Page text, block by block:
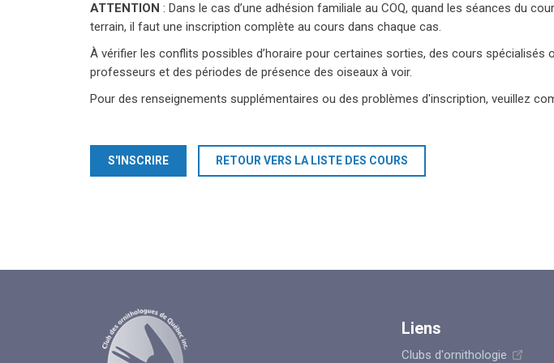
ATTENTION : Dans le cas d’une adhésion familiale au COQ, quand les séances du
terrain, il faut une inscription complète au cours dans chaque cas.
À vérifier les conflits possibles d’horaire pour certaines sorties, des cours
professeurs et des périodes de présence des oiseaux à voir.
Pour des renseignements supplémentaires ou des problèmes d'inscription, veuillez
S'INSCRIRE RETOUR VERS LA LISTE DES COURS
Liens
Clubs d'ornithologie